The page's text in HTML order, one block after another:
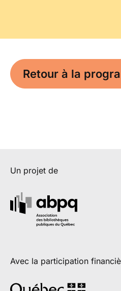
Retour à la
Un projet de
Avec la participation